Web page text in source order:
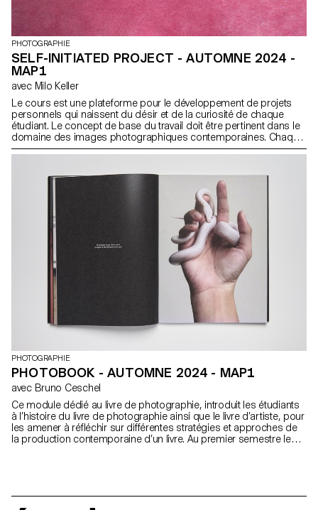
PHOTOGRAPHIE
SELF-INITIATED PROJECT - AUTOMNE 2024 -
MAP1
avec Milo Keller
Le cours est une plateforme pour le développement de projets
personnels qui naissent du désir et de la curiosité de chaque
étudiant. Le concept de base du travail doit être pertinent dans le
domaine des images photographiques contemporaines. Chaque
projet peut prendre une forme différente en fonction des
participant. Du livre à l'installation multimédia, de la performance à
l'image de synthèse, les discussions de groupe permettront
d'articuler une vision plurielle des applications de la photographie
PHOTOGRAPHIE
PHOTOBOOK - AUTOMNE 2024 - MAP1
avec Bruno Ceschel
Ce module dédié au livre de photographie, introduit les étudiants
à l’histoire du livre de photographie ainsi que le livre d’artiste, pour
les amener à réfléchir sur différentes stratégies et approches de
la production contemporaine d’un livre. Au premier semestre les